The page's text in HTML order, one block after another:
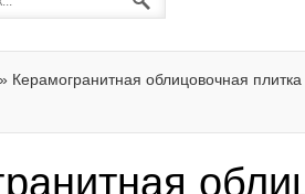
Керамогранитная облицовочная